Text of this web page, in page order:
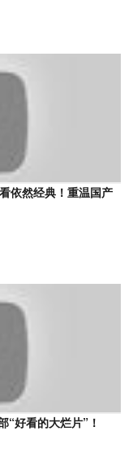
依然经典！重温国产
“好看的大烂片”！